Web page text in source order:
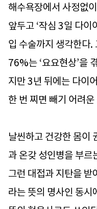
해수욕장에서 사정없
앞두고 ‘작심 3일 다이
입 수술까지 생각한다.
76%는 ‘요요현상’을
지만 3년 뒤에는 다이
한 번 찌면 빼기 어려
날씬하고 건강한 몸이
과 온갖 성인병을 부르
그런 대접과 지탄을 받
라는 뜻의 명사인 동